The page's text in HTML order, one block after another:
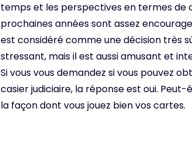
temps et les perspectives en termes de
prochaines années sont assez
est considéré comme une décision très
stressant, mais il est aussi amusant et
Si vous vous demandez si vous pouvez
casier judiciaire, la réponse est oui.
la façon dont vous jouez bien vos cartes.